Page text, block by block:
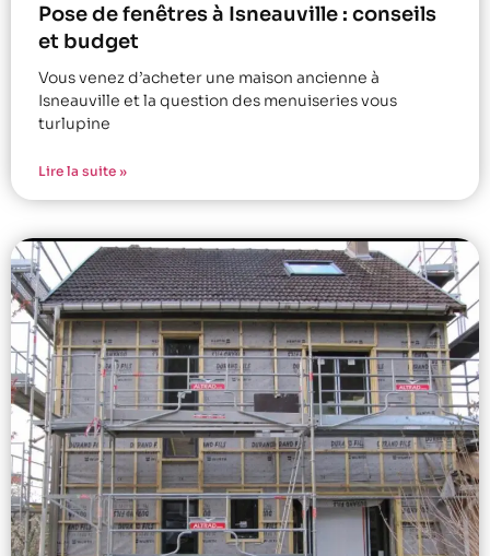
Pose de fenêtres à Isneauville : conseils
et budget
Vous venez d’acheter une maison ancienne à
Isneauville et la question des menuiseries vous
turlupine
Lire la suite »